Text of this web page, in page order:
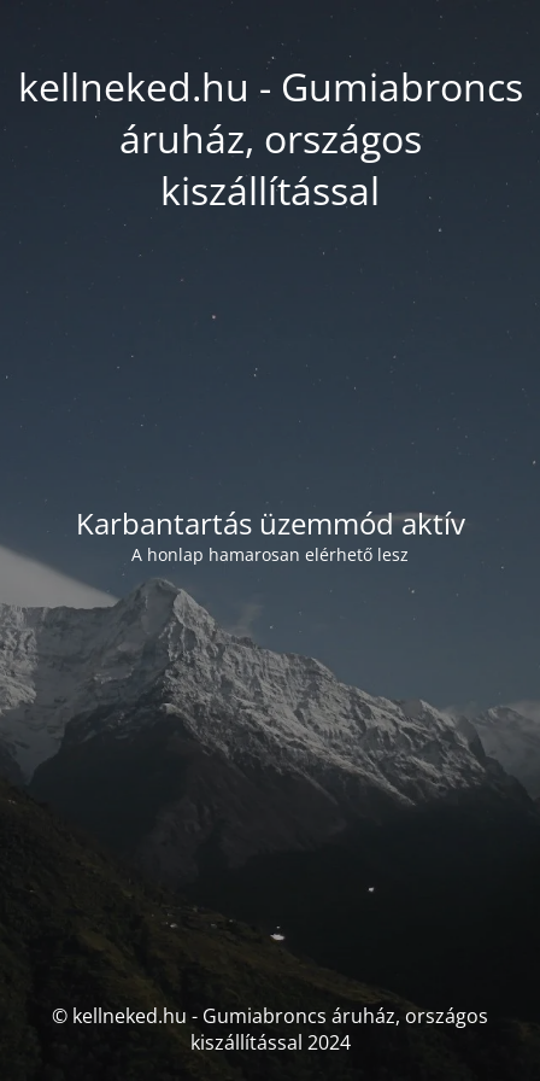
kellneked.hu - Gumiabroncs
áruház, országos
kiszállítással
Karbantartás üzemmód aktív
A honlap hamarosan elérhető lesz
© kellneked.hu - Gumiabroncs áruház, országos
kiszállítással 2024